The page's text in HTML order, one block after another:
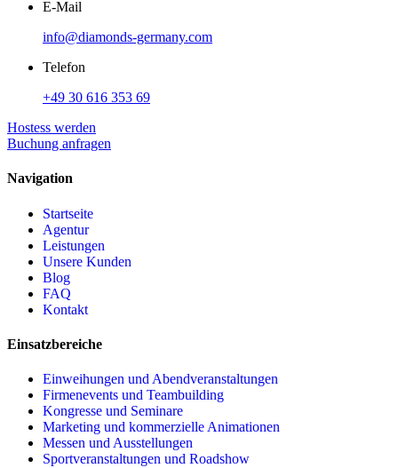
E-Mail
info@diamonds-germany.com
Telefon
+49 30 616 353 69
Hostess werden
Buchung anfragen
Navigation
Startseite
Agentur
Leistungen
Unsere Kunden
Blog
FAQ
Kontakt
Einsatzbereiche
Einweihungen und Abendveranstaltungen
Firmenevents und Teambuilding
Kongresse und Seminare
Marketing und kommerzielle Animationen
Messen und Ausstellungen
Sportveranstaltungen und Roadshow